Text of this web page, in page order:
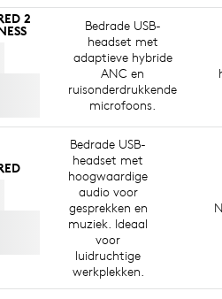
2
Bedrade USB-
headset met
adaptieve hybride
ANC en
ruisonderdrukkende
microfoons.
Bedrade USB-
headset met
hoogwaardige
audio voor
gesprekken en
muziek. Ideaal
voor
luidruchtige
werkplekken.